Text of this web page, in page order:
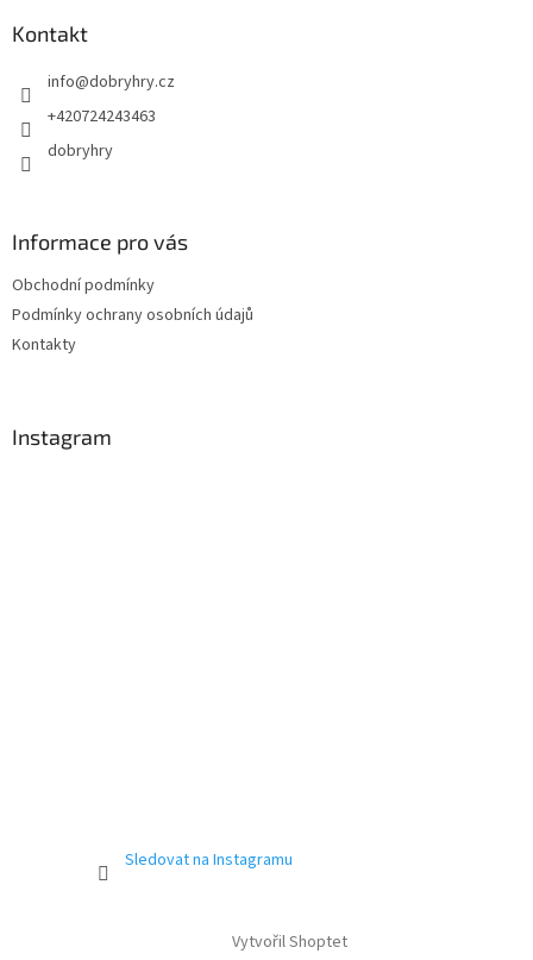
Kontakt
info@dobryhry.cz
+420724243463
dobryhry
Informace pro vás
Obchodní podmínky
Podmínky ochrany osobních údajů
Kontakty
Instagram
Sledovat na Instagramu
Vytvořil Shoptet